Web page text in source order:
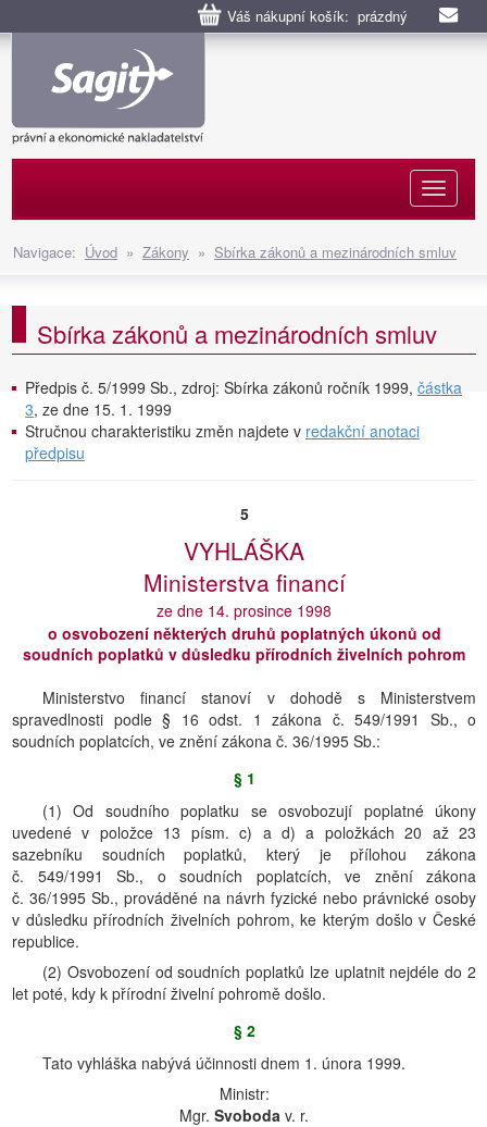
Váš nákupní košík: prázdný
Navigace: Úvod » Zákony » Sbírka zákonů a mezinárodních smluv
Sbírka zákonů a mezinárodních smluv
Předpis č. 5/1999 Sb., zdroj: Sbírka zákonů ročník 1999, částka
3, ze dne 15. 1. 1999
Stručnou charakteristiku změn najdete v redakční anotaci
předpisu
5
VYHLÁŠKA
Ministerstva financí
ze dne 14. prosince 1998
o osvobození některých druhů poplatných úkonů od
soudních poplatků v důsledku přírodních živelních pohrom
Ministerstvo financí stanoví v dohodě s Ministerstvem
spravedlnosti podle § 16 odst. 1 zákona č. 549/1991 Sb., o
soudních poplatcích, ve znění zákona č. 36/1995 Sb.:
§ 1
(1) Od soudního poplatku se osvobozují poplatné úkony
uvedené v položce 13 písm. c) a d) a položkách 20 až 23
sazebníku soudních poplatků, který je přílohou zákona
č. 549/1991 Sb., o soudních poplatcích, ve znění zákona
č. 36/1995 Sb., prováděné na návrh fyzické nebo právnické osoby
v důsledku přírodních živelních pohrom, ke kterým došlo v České
republice.
(2) Osvobození od soudních poplatků lze uplatnit nejdéle do 2
let poté, kdy k přírodní živelní pohromě došlo.
§ 2
Tato vyhláška nabývá účinnosti dnem 1. února 1999.
Ministr:
Mgr. Svoboda v. r.